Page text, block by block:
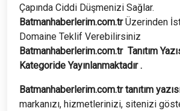
Çapında Ciddi Düşmenizi Sağlar.
Batmanhaberlerim.com.tr Üzerinden
Domaine Teklif Verebilirsiniz
Batmanhaberlerim.com.tr Tanıtım
Kategoride Yayınlanmaktadır .
Batmanhaberlerim.com.tr tanıtım
markanızı, hizmetlerinizi, sitenizi